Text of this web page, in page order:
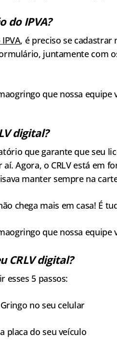
do IPVA?
, é preciso se cadastrar
juntamente com
que nossa equipe
digital?
que garante que seu
Agora, o CRLV está em
manter sempre na
chega mais em casa! É
que nossa equipe
CRLV digital?
esses 5 passos:
no seu celular
placa do seu veículo